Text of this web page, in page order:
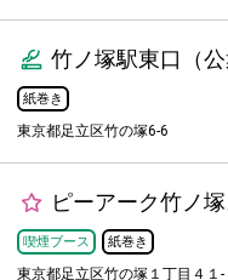
竹ノ塚駅東口（公
紙巻き
東京都足立区竹の塚6‐6
ピーアーク竹ノ
喫煙ブース 紙巻き
東京都足立区竹の塚１丁目４１-